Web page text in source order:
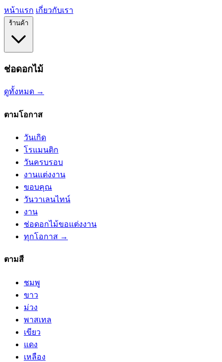
หน้าแรก เกี่ยวกับเรา
ร้านค้า
ช่อดอกไม้
ดูทั้งหมด →
ตามโอกาส
วันเกิด
โรแมนติก
วันครบรอบ
งานแต่งงาน
ขอบคุณ
วันวาเลนไทน์
งาน
ช่อดอกไม้ขอแต่งงาน
ทุกโอกาส →
ตามสี
ชมพู
ขาว
ม่วง
พาสเทล
เขียว
แดง
เหลือง